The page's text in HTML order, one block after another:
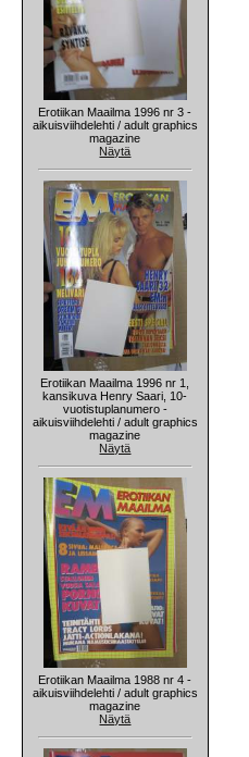
Erotiikan Maailma 1996 nr 3 -
aikuisviihdelehti / adult graphics
magazine
Näytä
Erotiikan Maailma 1996 nr 1,
kansikuva Henry Saari, 10-
vuotistuplanumero -
aikuisviihdelehti / adult graphics
magazine
Näytä
Erotiikan Maailma 1988 nr 4 -
aikuisviihdelehti / adult graphics
magazine
Näytä